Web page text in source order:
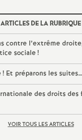
ARTICLES DE LA RUBRIQUE
contre l’extrême
sociale!
! Et préparons les suites…
des droits des
VOIR TOUS LES ARTICLES